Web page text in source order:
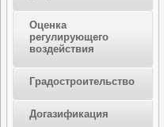
Оценка
регулирующего
воздействия
Градостроительство
Догазификация